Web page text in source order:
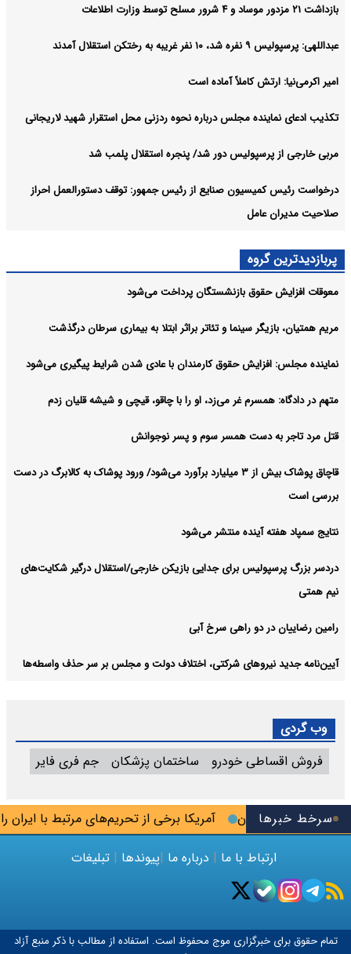
سرخط خبرها آمریکا برخی از تحریم‌های مرتبط با ایران را
بازداشت ۲۱ مزدور موساد و ۴ شرور مسلح توسط وزارت اطلاعات
عبداللهی: پرسپولیس ۹ نفره شد، ۱۰ نفر غریبه به رختکن استقلال آمدند
امیر اکرمی‌نیا: ارتش کاملاً آماده است
تکذیب ادعای نماینده مجلس درباره نحوه ردزنی محل استقرار شهید لاریجانی
مربی خارجی از پرسپولیس دور شد/ پنجره استقلال پلمب شد
درخواست رئیس کمیسیون صنایع از رئیس جمهور: توقف دستورالعمل احراز
صلاحیت مدیران عامل
پربازدیدترین گروه
معوقات افزایش حقوق بازنشستگان پرداخت می‌شود
مریم همتیان، بازیگر سینما و تئاتر براثر ابتلا به بیماری سرطان درگذشت
نماینده مجلس: افزایش حقوق کارمندان با عادی شدن شرایط پیگیری می‌شود
متهم در دادگاه: همسرم غر می‌زد، او را با چاقو، قیچی و شیشه قلیان زدم
قتل مرد تاجر به دست همسر سوم و پسر نوجوانش
قاچاق پوشاک بیش از ۳ میلیارد برآورد می‌شود/ ورود پوشاک به کالابرگ در دست
بررسی است
نتایج سمپاد هفته آینده منتشر می‌شود
دردسر بزرگ پرسپولیس برای جدایی بازیکن خارجی/استقلال درگیر شکایت‌های
نیم همتی
رامین رضاییان در دو راهی سرخ آبی
آیین‌نامه جدید نیروهای شرکتی، اختلاف دولت و مجلس بر سر حذف واسطه‌ها
وب گردی
فروش اقساطی خودرو
ساختمان پزشکان جم فری فایر
ارتباط با ما | درباره ما |پیوندها | تبلیغات
تمام حقوق برای خبرگزاری موج محفوظ است. استفاده از مطالب با ذکر منبع آزاد